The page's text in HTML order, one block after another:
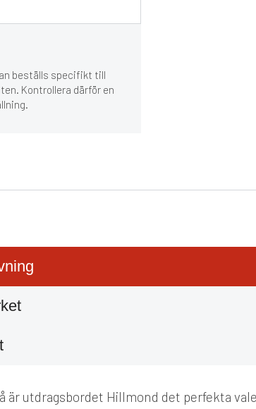
beställs specifikt till
Kontrollera därför en
är utdragsbordet Hillmond det perfekta